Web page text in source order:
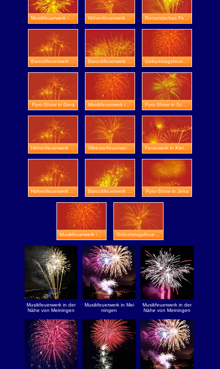
Musikfeuerwerk in Weimar Höhenfeuerwerk in Sömmerda Romantisches Feuerwerk in Stadtroda
Barockfeuerwerk in Bad Frankenhausen Barockfeuerwerk in Arnstadt Geburtstagsfeuerwerk in Talsperre Heyda
Pyro-Show in Gera Musikfeuerwerk in Heiligenstadt Pyro-Show in Schmölln
Höhenfeuerwerk in Oppurg Silvesterfeuerwerk in Suhl Feuerwerk in Kleinfahner
Höhenfeuerwerk in Naumburg Barockfeuerwerk in Ilmenau Pyro-Show in Jena
Musikfeuerwerk in Burg Greifenstein Geburtstagsfeuerwerk in Greiz
Musikfeuerwerk in der
Nähe von Meiningen
Musikfeuerwerk in Mei
ningen
Musikfeuerwerk in der
Nähe von Meiningen